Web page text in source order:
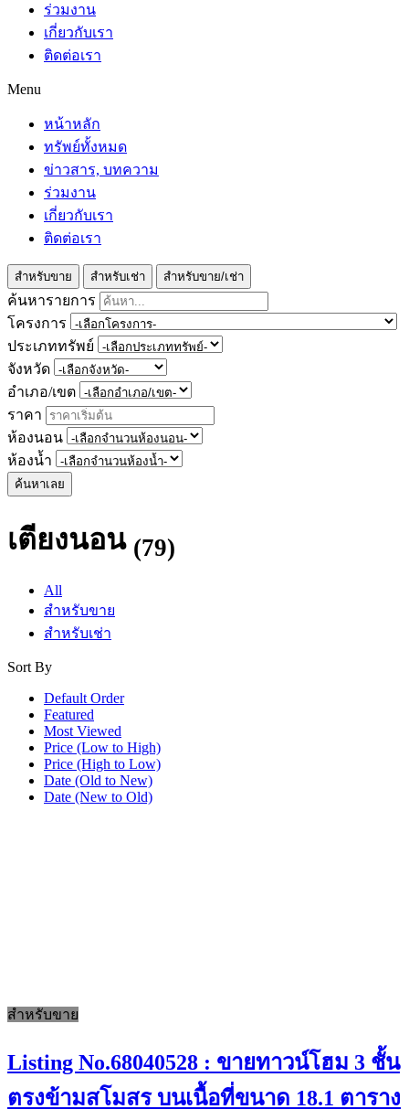
ร่วมงาน
เกี่ยวกับเรา
ติดต่อเรา
Menu
หน้าหลัก
ทรัพย์ทั้งหมด
ข่าวสาร, บทความ
ร่วมงาน
เกี่ยวกับเรา
ติดต่อเรา
สำหรับขาย สำหรับเช่า สำหรับขาย/เช่า
ค้นหารายการ
โครงการ
ประเภททรัพย์
จังหวัด
อำเภอ/เขต
ราคา
ห้องนอน
ห้องน้ำ
ค้นหาเลย
เตียงนอน (79)
All
สำหรับขาย
สำหรับเช่า
Sort By
Default Order
Featured
Most Viewed
Price (Low to High)
Price (High to Low)
Date (Old to New)
Date (New to Old)
สำหรับขาย
Listing No.68040528 : ขายทาวน์โฮม 3 ชั้น
ตรงข้ามสโมสร บนเนื้อที่ขนาด 18.1 ตาราง